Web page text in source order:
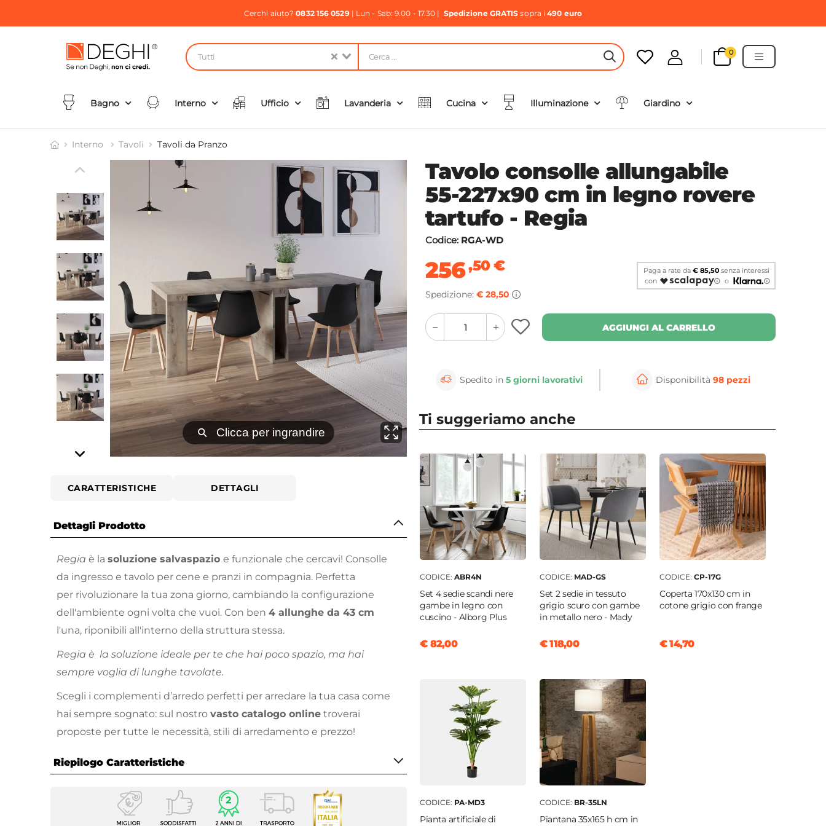
Cerchi aiuto?0832 156 0529| Lun - Sab: 9.00 - 17.30 | Spedizione GRATIS sopra i490 euro
Tutti HEADER SEARCH BUTTON
0
Bagno Interno Ufficio Lavanderia Cucina Illuminazione Giardino
Interno Tavoli Tavoli da Pranzo
⚲ Clicca per ingrandire ⚲ Clicca per ingrandire
CARATTERISTICHE DETTAGLI
Dettagli Prodotto
Regia è la soluzione salvaspazio e funzionale che cercavi! Consolle
da ingresso e tavolo per cene e pranzi in compagnia. Perfetta
per rivoluzionare la tua zona giorno, cambiando la configurazione
dell'ambiente ogni volta che vuoi. Con ben 4 allunghe da 43 cm
l'una, riponibili all'interno della struttura stessa.
Regia è la soluzione ideale per te che hai poco spazio, ma hai
sempre voglia di lunghe tavolate.
Scegli i complementi d’arredo perfetti per arredare la tua casa come
hai sempre sognato: sul nostro vasto catalogo online troverai
proposte per tutte le necessità, stili di arredamento e prezzo!
Riepilogo Caratteristiche
Caratteristiche
Regia
Tavolo consolle allungabile
55-227x90 cm in legno rovere
tartufo - Regia
Codice: RGA-WD
256,50€
Spedizione: € 28,50
Paga a rate da € 85,50senza interessi
con
o
quantity
button
quantity
minus
button
AGGIUNGI AL CARRELLO
Spedito in5 giorni lavorativi Disponibilità 98 pezzi
Ti suggeriamo anche
CODICE: ABR4N
Set 4 sedie scandi nere
gambe in legno con
cuscino - Alborg Plus
€ 82,00
CODICE: MAD-GS
Set 2 sedie in tessuto
grigio scuro con gambe
in metallo nero - Mady
€ 118,00
CODICE: CP-17G
Coperta 170x130 cm in
cotone grigio con frange
€ 14,70
CODICE: PA-MD3
Pianta artificiale di
CODICE: BR-35LN
Piantana 35x165 h cm in